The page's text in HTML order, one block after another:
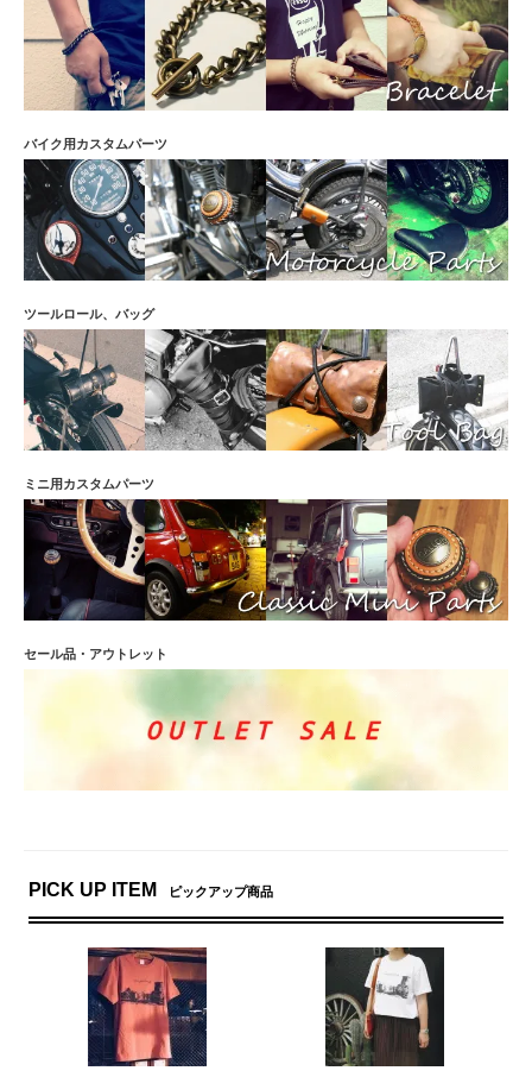
バイク用カスタムパーツ
ツールロール、バッグ
ミニ用カスタムパーツ
セール品・アウトレット
PICK UP ITEM ピックアップ商品